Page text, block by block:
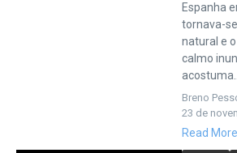
Espanha
tornava-
natural e
calmo
acostuma...
Breno
23 de
Read More